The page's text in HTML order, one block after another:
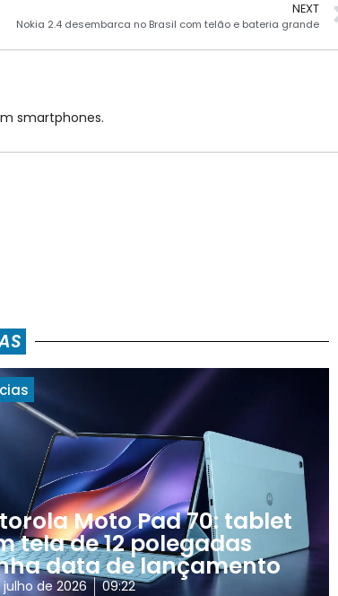
NEXT
Nokia 2.4 desembarca no Brasil com telão e bateria grande
smartphones.
Moto Pad 70: tablet
tela de 12 polegadas
data de lançamento
de 2026 09:22